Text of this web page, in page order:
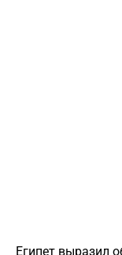
Египет выразил